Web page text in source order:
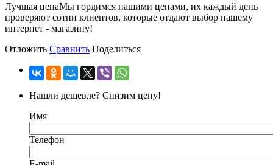
Лучшая ценаМы гордимся нашими ценами, их каждый день
проверяют сотни клиентов, которые отдают выбор нашему
интернет - магазину!
Отложить Сравнить Поделиться
Нашли дешевле? Снизим цену!
Имя
Телефон